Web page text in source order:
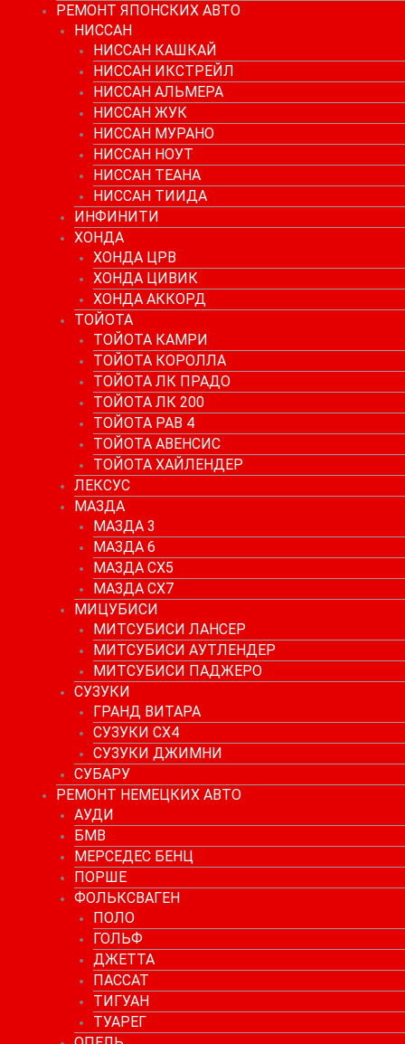
РЕМОНТ ЯПОНСКИХ АВТО
НИССАН
НИССАН КАШКАЙ
НИССАН ИКСТРЕЙЛ
НИССАН АЛЬМЕРА
НИССАН ЖУК
НИССАН МУРАНО
НИССАН НОУТ
НИССАН ТЕАНА
НИССАН ТИИДА
ИНФИНИТИ
ХОНДА
ХОНДА ЦРВ
ХОНДА ЦИВИК
ХОНДА АККОРД
ТОЙОТА
ТОЙОТА КАМРИ
ТОЙОТА КОРОЛЛА
ТОЙОТА ЛК ПРАДО
ТОЙОТА ЛК 200
ТОЙОТА РАВ 4
ТОЙОТА АВЕНСИС
ТОЙОТА ХАЙЛЕНДЕР
ЛЕКСУС
МАЗДА
МАЗДА 3
МАЗДА 6
МАЗДА СХ5
МАЗДА СХ7
МИЦУБИСИ
МИТСУБИСИ ЛАНСЕР
МИТСУБИСИ АУТЛЕНДЕР
МИТСУБИСИ ПАДЖЕРО
СУЗУКИ
ГРАНД ВИТАРА
СУЗУКИ СХ4
СУЗУКИ ДЖИМНИ
СУБАРУ
РЕМОНТ НЕМЕЦКИХ АВТО
АУДИ
БМВ
МЕРСЕДЕС БЕНЦ
ПОРШЕ
ФОЛЬКСВАГЕН
ПОЛО
ГОЛЬФ
ДЖЕТТА
ПАССАТ
ТИГУАН
ТУАРЕГ